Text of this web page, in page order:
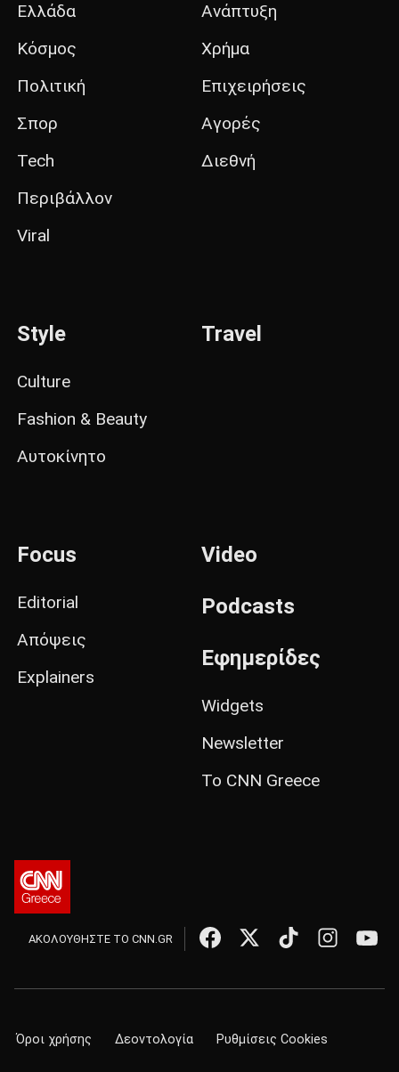
Ελλάδα
Κόσμος
Πολιτική
Σπορ
Tech
Περιβάλλον
Viral
Ανάπτυξη
Χρήμα
Επιχειρήσεις
Αγορές
Διεθνή
Style
Culture
Fashion & Beauty
Αυτοκίνητο
Travel
Focus
Editorial
Απόψεις
Explainers
Video
Podcasts
Εφημερίδες
Widgets
Newsletter
Το CNN Greece
ΑΚΟΛΟΥΘΗΣΤΕ ΤΟ CNN.GR
Όροι χρήσης Δεοντολογία Ρυθμίσεις Cookies